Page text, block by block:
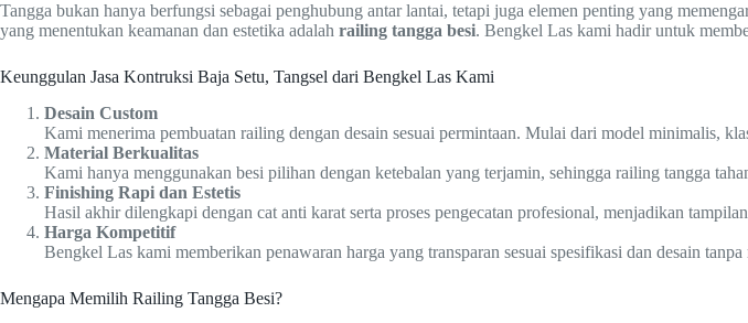
Tangga bukan hanya berfungsi sebagai penghubung antar lantai, tetapi juga elemen penting yang
yang menentukan keamanan dan estetika adalah railing tangga besi. Bengkel Las kami hadir untuk
Keunggulan Jasa Kontruksi Baja Setu, Tangsel dari Bengkel Las Kami
Desain Custom
Kami menerima pembuatan railing dengan desain sesuai permintaan. Mulai dari model minimalis,
Material Berkualitas
Kami hanya menggunakan besi pilihan dengan ketebalan yang terjamin, sehingga railing tangga
Finishing Rapi dan Estetis
Hasil akhir dilengkapi dengan cat anti karat serta proses pengecatan profesional, menjadikan
Harga Kompetitif
Bengkel Las kami memberikan penawaran harga yang transparan sesuai spesifikasi dan desain
Mengapa Memilih Railing Tangga Besi?